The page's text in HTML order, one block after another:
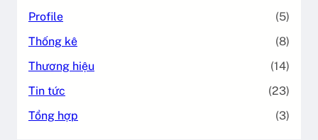
Profile
(5)
Thống kê
(8)
Thương hiệu
(14)
Tin tức
(23)
Tổng hợp
(3)